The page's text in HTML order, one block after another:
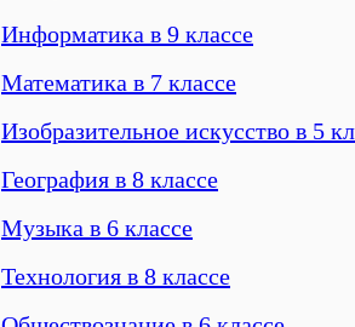
Информатика в 9 классе
Математика в 7 классе
Изобразительное искусство в 5
География в 8 классе
Музыка в 6 классе
Технология в 8 классе